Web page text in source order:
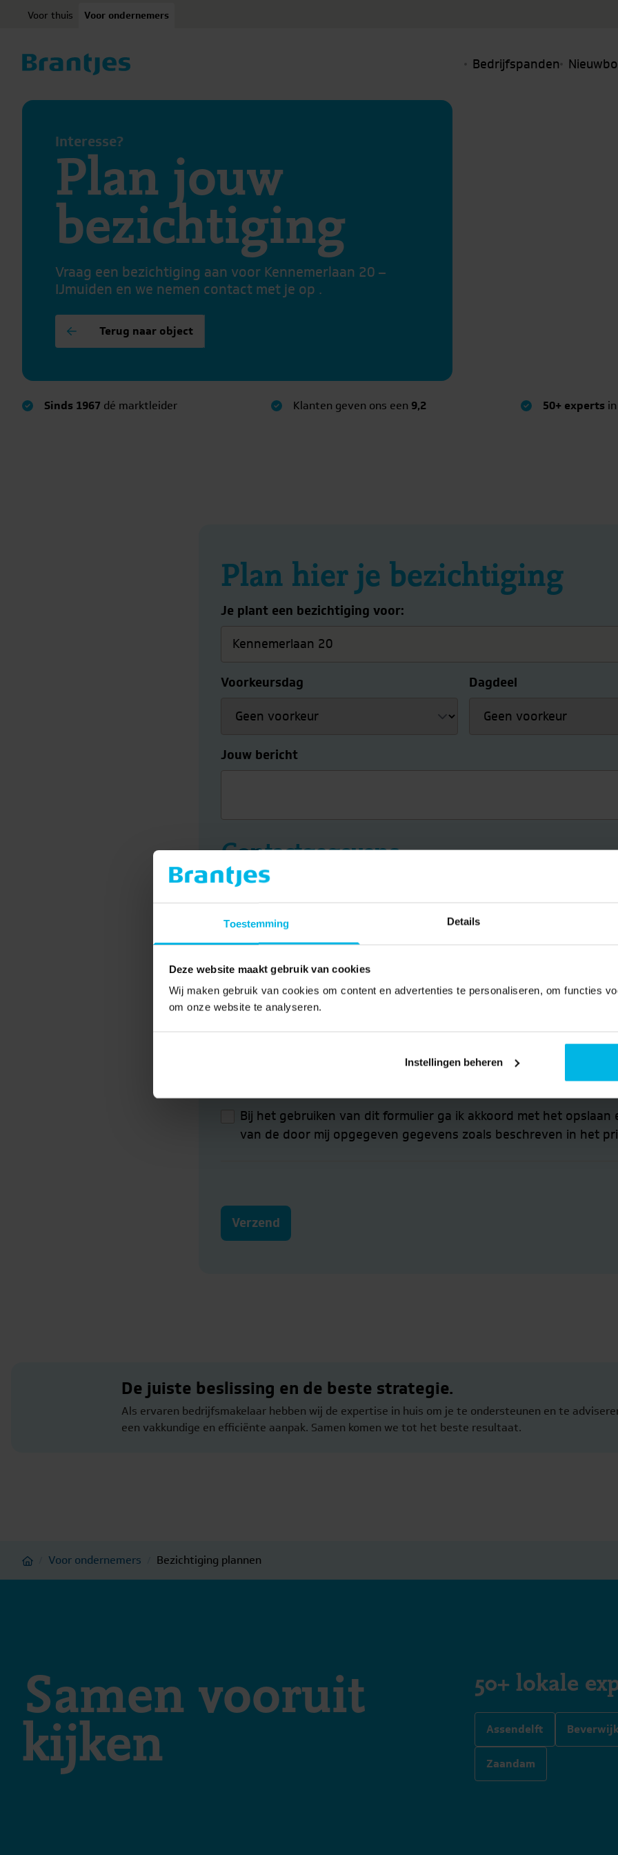
Toestemming Details
Deze website maakt gebruik van cookies
Wij maken gebruik van cookies om content en advertenties te personaliseren, om functies
om onze website te analyseren.
Instellingen beheren
Ga naar content
Voor thuis Voor ondernemers
Bedrijfspanden
Interesse?
Plan jouw
bezichtiging
Vraag een bezichtiging aan voor Kennemerlaan 20 –
IJmuiden en we nemen contact met je op .
Terug naar object
Sinds 1967 dé marktleider Klanten geven ons een 9,2 50+ experts
Plan hier je bezichtiging
Je plant een bezichtiging voor:
Voorkeursdag Dagdeel
Jouw bericht
Contactgegevens
Organisatie *
E-mail * Telefoon *
Bij het gebruiken van dit formulier ga ik akkoord met het opslaan
van de door mij opgegeven gegevens zoals beschreven in het
Verzend
De juiste beslissing en de beste strategie.
Als ervaren bedrijfsmakelaar hebben wij de expertise in huis om je te ondersteunen en te
een vakkundige en efficiënte aanpak. Samen komen we tot het beste resultaat.
HomeVoor ondernemers Bezichtiging plannen
Samen vooruit
kijken
50+ lokale
Assendelft
Zaandam